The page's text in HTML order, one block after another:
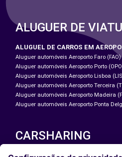
ALUGUER DE
ALUGUEL DE CARROS EM
Aluguer automóveis Aeroporto Faro (FAO)
Aluguer automóveis Aeroporto Porto
Aluguer automóveis Aeroporto Lisboa
Aluguer automóveis Aeroporto Terceira
Aluguer automóveis Aeroporto Madeira
Aluguer automóveis Aeroporto Ponta
CARSHARING
NOSSAS CIDADES